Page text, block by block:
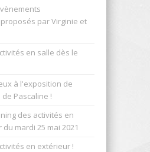
par Virginie et
en salle dès le
à l'exposition de
Pascaline !
des activités en
mardi 25 mai 2021
en extérieur !